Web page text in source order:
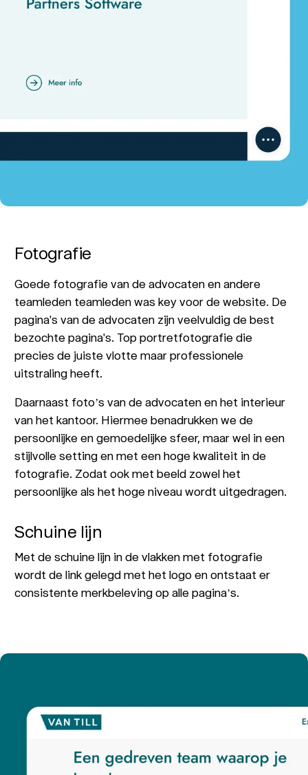
Fotografie
Goede fotografie van de advocaten en andere
teamleden teamleden was key voor de website. De
pagina's van de advocaten zijn veelvuldig de best
bezochte pagina's. Top portretfotografie die
precies de juiste vlotte maar professionele
uitstraling heeft.
Daarnaast foto’s van de advocaten en het interieur
van het kantoor. Hiermee benadrukken we de
persoonlijke en gemoedelijke sfeer, maar wel in een
stijlvolle setting en met een hoge kwaliteit in de
fotografie. Zodat ook met beeld zowel het
persoonlijke als het hoge niveau wordt uitgedragen.
Schuine lijn
Met de schuine lijn in de vlakken met fotografie
wordt de link gelegd met het logo en ontstaat er
consistente merkbeleving op alle pagina’s.